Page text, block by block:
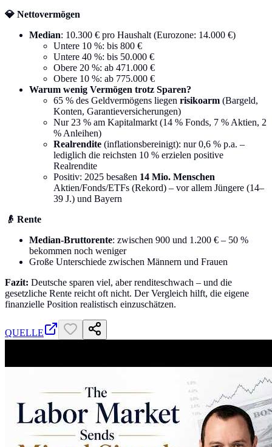
💎 Nettovermögen
Median: 10.300 € pro Haushalt (Eurozone: 14.000 €)
Untere 10 %: bis 800 €
Untere 40 %: bis 50.000 €
Obere 20 %: ab 471.000 €
Obere 10 %: ab 775.000 €
Warum wenig Vermögen trotz Sparen?
65 % des Geldvermögens liegen risikoarm (Bargeld,
Konten, Garantieversicherungen)
Nur 23 % am Kapitalmarkt (14 % Fonds, 7 % Aktien, 2
% Anleihen)
Realrendite (inflationsbereinigt): nur 0,6 % p.a. –
lediglich die reichsten 10 % erzielen positive
Realrendite
Positiv: 2025 besaßen 14 Mio. Menschen
Aktien/Fonds/ETFs (Rekord) – vor allem Jüngere (14–
39 J.) und Bayern
👴 Rente
Median-Bruttorente: zwischen 900 und 1.200 € – 50 %
bekommen noch weniger
Große Unterschiede zwischen Männern und Frauen
Fazit: Deutsche sparen viel, aber renditeschwach – und die
gesetzliche Rente reicht oft nicht. Der Vergleich hilft, die eigene
finanzielle Position realistisch einzuschätzen.
QUELLE